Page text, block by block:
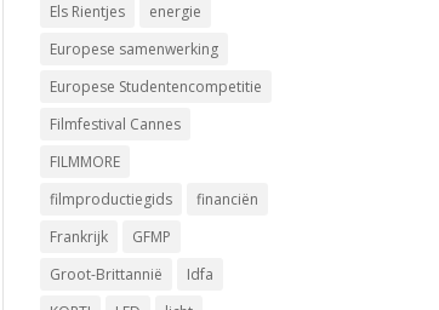
Els Rientjes
energie
Europese samenwerking
Europese Studentencompetitie
Filmfestival Cannes
FILMMORE
filmproductiegids
financiën
Frankrijk
GFMP
Groot-Brittannië
Idfa